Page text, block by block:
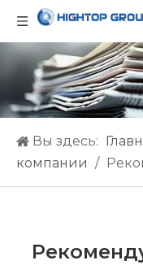
Вы здесь:
компании /